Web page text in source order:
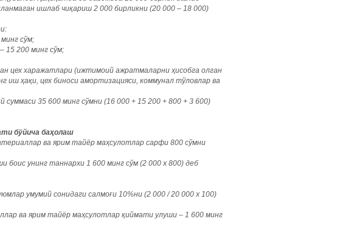
ишлаб чиқариш 2 000 бирликни (20 000 – 18 000)
сўм;
15 200 минг сўм;
цех харажатлари (ижтимоий ажратмаларни ҳисобга олган
иш ҳақи, цех биноси амортизацияси, коммунал тўловлар ва
35 600 минг сўмни (16 000 + 15 200 + 800 + 3 600)
бўйича баҳолаш
ва ярим тайёр маҳсулотлар сарфи 800 сўмни
унинг таннархи 1 600 минг сўм (2 000 х 800) деб
умумий сонидаги салмоғи 10%ни (2 000 / 20 000 х 100)
ва ярим тайёр маҳсулотлар қиймати улуши – 1 600 минг